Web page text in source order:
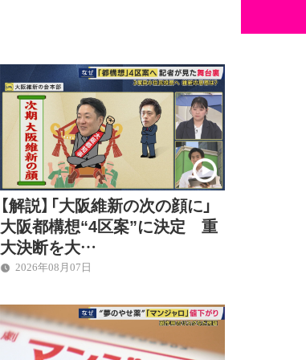
【解説】「大阪維新の次の顔に」
大阪都構想“4区案”に決定 重
大決断を大…
2026年08月07日